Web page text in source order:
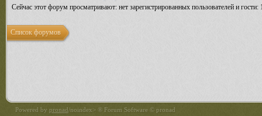
Сейчас этот форум просматривают: нет зарегистрированных пользователей и гости:
Список форумов
Powered by pronad/noindex> ® Forum Software © pronad